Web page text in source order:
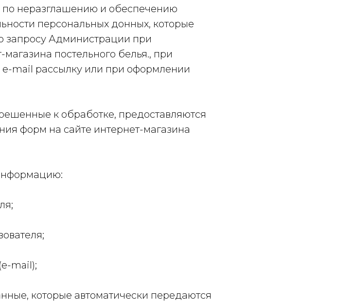
по неразглашению и обеспечению
персональных донных, которые
запросу Администрации при
постельного белья., при
mail рассылку или при оформлении
к обработке, предоставляются
форм на сайте интернет-магазина
mail);
которые автоматически передаются